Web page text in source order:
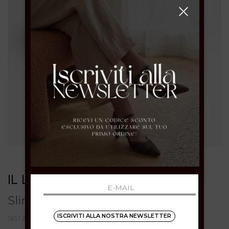
IL LACCIO
Slingback laminata argento
SKU: 894R002CHARMARGENTOISCRIVITI ALLA NOSTRA NEWSLETTER